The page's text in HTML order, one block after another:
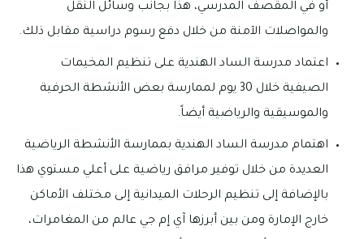
أو في المقصف المدرسي، هذا بجانب وسائل النقل
والمواصلات الآمنة من خلال دفع رسوم دراسية مقابل ذلك.
اعتماد مدرسة الساد الهندية على تنظيم المخيمات
الصيفية خلال 30 يوم لممارسة بعض الأنشطة الحرفية
والموسيقية والرياضية أيضاً.
اهتمام مدرسة الساد الهندية بممارسة الأنشطة الرياضية
العديدة من خلال توفير مرافق رياضية على أعلي مستوي هذا
بالإضافة إلى تنظيم الرحلات الميدانية إلى مختلف الأماكن
خارج الإمارة ومن بين أبرزها آي إم جي عالم من المغامرات،